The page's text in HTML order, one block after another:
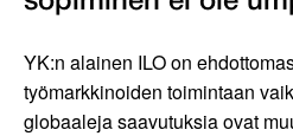
YK:n alainen ILO on
työmarkkinoiden toimintaan
globaaleja saavutuksia ovat